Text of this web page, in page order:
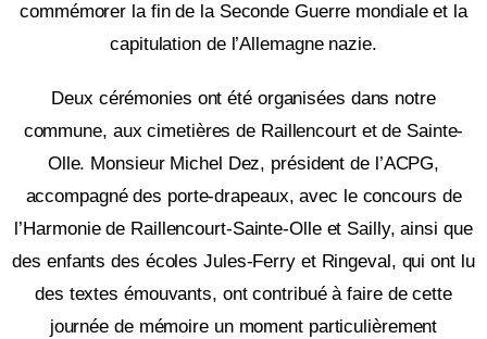
commémorer la fin de la Seconde Guerre mondiale et la
capitulation de l’Allemagne nazie.
Deux cérémonies ont été organisées dans notre
commune, aux cimetières de Raillencourt et de Sainte-
Olle. Monsieur Michel Dez, président de l’ACPG,
accompagné des porte-drapeaux, avec le concours de
l’Harmonie de Raillencourt-Sainte-Olle et Sailly, ainsi que
des enfants des écoles Jules-Ferry et Ringeval, qui ont lu
des textes émouvants, ont contribué à faire de cette
journée de mémoire un moment particulièrement